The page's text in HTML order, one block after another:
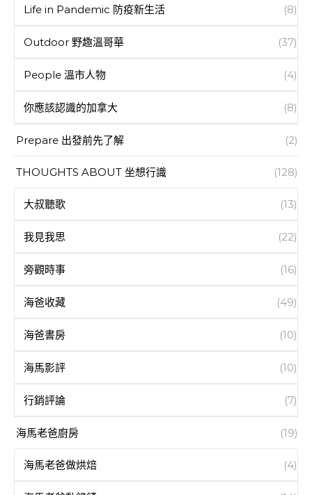
Life in Pandemic 防疫新生活 (8)
Outdoor 野趣溫哥華 (37)
People 溫市人物 (4)
你應該認識的加拿大 (8)
Prepare 出發前先了解 (2)
THOUGHTS ABOUT 坐想行識 (128)
大叔聽歌 (13)
我見我思 (22)
旁觀時事 (16)
海爸收藏 (49)
海爸書房 (10)
海馬影評 (10)
行銷評論 (7)
海馬老爸廚房 (19)
海馬老爸做烘焙 (4)